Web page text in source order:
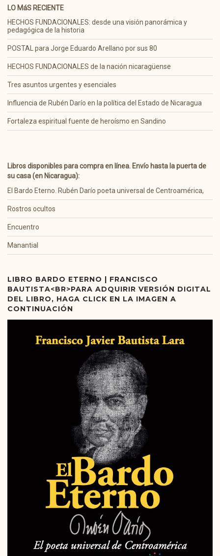
LO MáS RECIENTE
HECHOS FUNDACIONALES: desde una visión panorámica y
pedagógica de la historia
POSTAL para Jorge Eduardo Arellano por sus 80
HECHOS FUNDACIONALES de la nación nicaragüense
Tres asuntos urgentes y esenciales
Influencia de Rubén Darío en la política del Estado de Nicaragua
Fortaleza espiritual fuente de heroísmo en Sandino
Libros disponibles para compra en línea. Envío hasta la puerta de
su casa (en Nicaragua):
El Bardo Eterno. Rubén Darío poeta universal de Centroamérica,
Rostros ocultos
Encuentro
Manantial
LIBRO BARDO ETERNO | FRANCISCO
BAUTISTA<BR>PARA ADQUIRIR VERSIÓN DIGITAL
DEL LIBRO, HAGA CLICK EN LA IMAGEN A
CONTINUACIÓN